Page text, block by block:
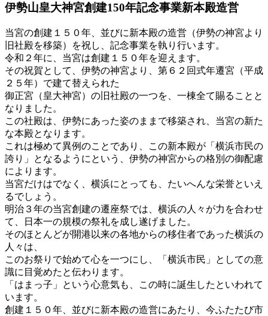
伊勢山皇大神宮創建150年記念事業新本殿造営
当宮の創建１５０年、並びに新本殿の造営（伊勢の神宮より
旧社殿を移築）を祝し、記念事業を執り行います。
令和２年に、当宮は創建１５０年を迎えます。
その祝賀として、伊勢の神宮より、第６２回式年遷宮（平成
２５年）で建て替えられた
御正宮（皇大神宮）の旧社殿の一つを、一棟全て賜ることと
なりました。
この社殿は、伊勢にあった姿のままで移築され、当宮の新た
な本殿となります。
これは極めて異例のことであり、この新本殿が「横浜市民の
誇り」となるようにという、伊勢の神宮からの格別の御配慮
によります。
当宮だけはでなく、横浜にとっても、たいへんな栄誉といえ
るでしょう。
明治３年の当宮創建の遷座祭では、横浜の人々が力を合わせ
て、日本一の規模の祭礼を成し遂げました。
そのほとんどが開港以来の各地からの移住者であった横浜の
人々は、
このお祭りで始めて心を一つにし、「横浜市民」としての意
識に目覚めたと伝わります。
「はまっ子」という心意気も、この時に誕生したといわれて
います。
創建１５０年、並びに新本殿の造営にあたり、今ふたたび市